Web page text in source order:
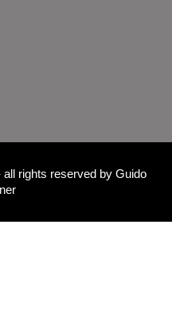
all rights reserved by Guido